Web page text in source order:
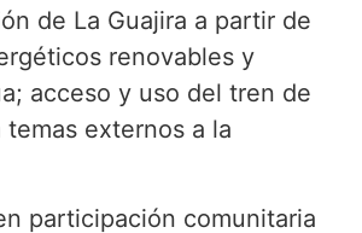
de La Guajira a partir de
renovables y
acceso y uso del tren de
temas externos a la
participación comunitaria